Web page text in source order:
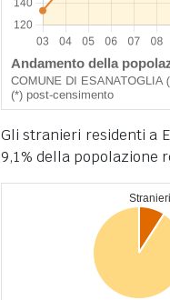
Gli stranieri residenti a
9,1% della popolazione